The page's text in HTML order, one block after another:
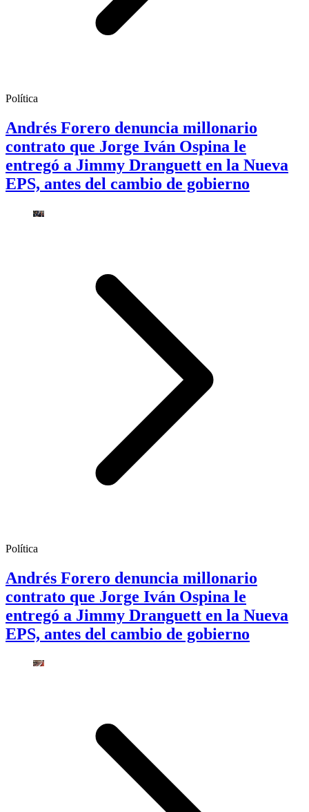
Política
Andrés Forero denuncia millonario
contrato que Jorge Iván Ospina le
entregó a Jimmy Dranguett en la Nueva
EPS, antes del cambio de gobierno
Política
Andrés Forero denuncia millonario
contrato que Jorge Iván Ospina le
entregó a Jimmy Dranguett en la Nueva
EPS, antes del cambio de gobierno